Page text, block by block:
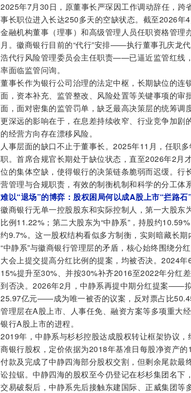
2025年7月30日，原董事长严琛因工作调动辞任，跨
事长职位进入长达250多天的空缺状态。截至2026年
金融机构董事（理事）和高级管理人员任职资格管理
月。徽商银行目前的“代行”安排——执行董事孔庆龙
浩代行风险管理委员会主任职责——已逼近监管红线
率面临监管问询。
董事长作为银行公司治理的法定中枢，长期缺位的连
面，资本补充、监管整改、风险处置等关键事项的审
面，面对密集的监管罚单，缺乏最高决策层的统筹调
更深远的影响在于，在息差持续收窄、行业竞争加剧
的经营方向存在漂移风险。
人事层面的缺口不止于董事长。2025年11月，任职
职。首席合规官长期处于缺位状态，直至2026年2月
位的集体空缺，使得银行的决策链条脆弱而迟缓。行
营管理与合规职责，有效的制衡机制和科学的分工体
难以“退场”的博弈：股权困局何以成A股上市“拦路石
徽商银行无单一控股股东和实际控制人，第一大股东
比例11.22%；第二大股东为“中静系”，持股约
约9.7%。这一股权结构看似多方制衡，实则暗藏长期
“中静系”与徽商银行管理层的矛盾，核心始终围绕分
大会上提交提高分红比例的提案，均被否决。2024
15%提升至30%、并按30%补齐2016至2022年分红
到否决。2026年2月，中静系再提中期分红提案——
25.97亿元——成为唯一被否的议案，反对票占比
管理层在A股上市、人事任免、融资方案等多项重大
银行A股上市的进程。
2019年，中静系与杉杉控股达成股权转让框架协议
商银行股权，定价依据为2018年基准日每股净资产
付款及完成了中静四海部分股权交割，但剩余尾款最
讼拉锯。中静四海的股权至今仍登记在杉杉集团名下
交易破裂后，中静系先后接触东建国际、正威集团等